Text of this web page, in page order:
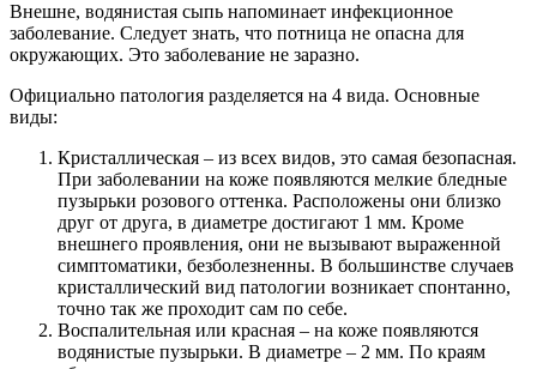
Внешне, водянистая сыпь напоминает инфекционное
заболевание. Следует знать, что потница не опасна для
окружающих. Это заболевание не заразно.
Официально патология разделяется на 4 вида. Основные
виды:
Кристаллическая – из всех видов, это самая безопасная.
При заболевании на коже появляются мелкие бледные
пузырьки розового оттенка. Расположены они близко
друг от друга, в диаметре достигают 1 мм. Кроме
внешнего проявления, они не вызывают выраженной
симптоматики, безболезненны. В большинстве случаев
кристаллический вид патологии возникает спонтанно,
точно так же проходит сам по себе.
Воспалительная или красная – на коже появляются
водянистые пузырьки. В диаметре – 2 мм. По краям